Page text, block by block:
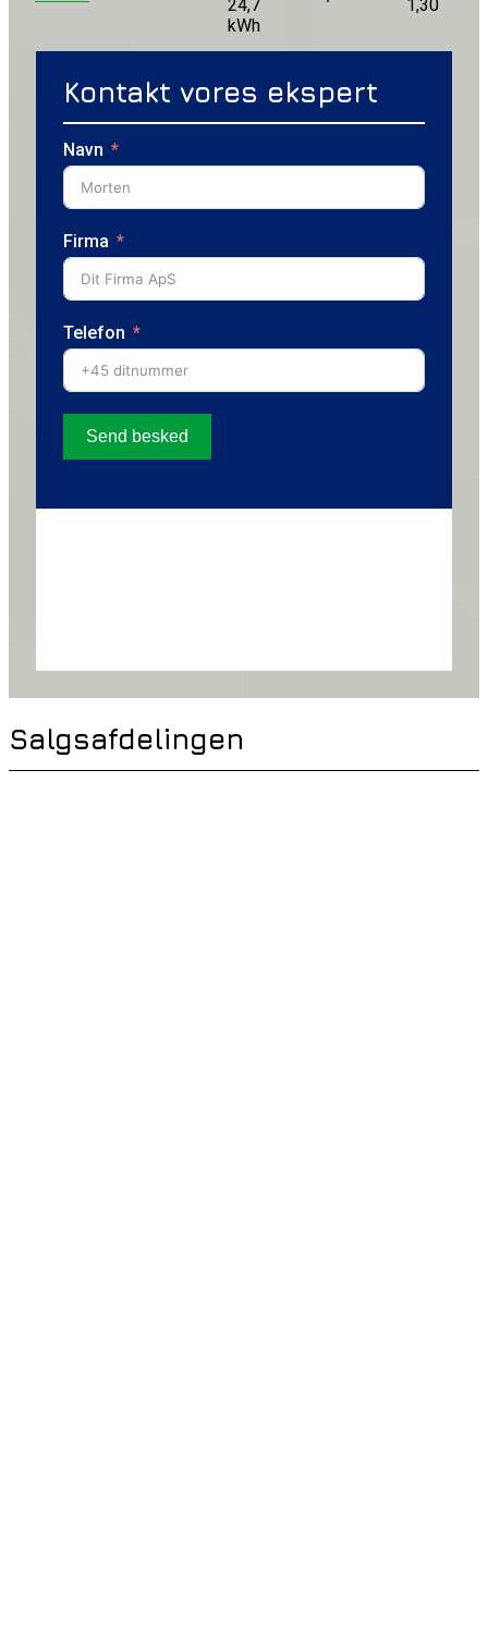
24,7
kWh
1,30
Kontakt vores ekspert
Navn
Firma
Telefon
Send besked
Salgsafdelingen